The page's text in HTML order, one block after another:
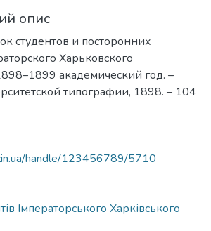
опис
студентов и посторонних
Харьковского
академический год. –
типографии, 1898. – 104
handle/123456789/5710
Імператорського Харківського